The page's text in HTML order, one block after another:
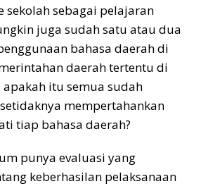
sekolah sebagai pelajaran
juga sudah satu atau dua
bahasa daerah di
daerah tertentu di
itu semua sudah
mempertahankan
tiap bahasa daerah?
punya evaluasi yang
keberhasilan pelaksanaan